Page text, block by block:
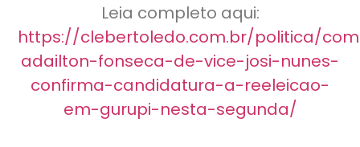
Leia completo aqui:
https://clebertoledo.com.br/politica/
adailton-fonseca-de-vice-josi-nunes-
confirma-candidatura-a-reeleicao-
em-gurupi-nesta-segunda/